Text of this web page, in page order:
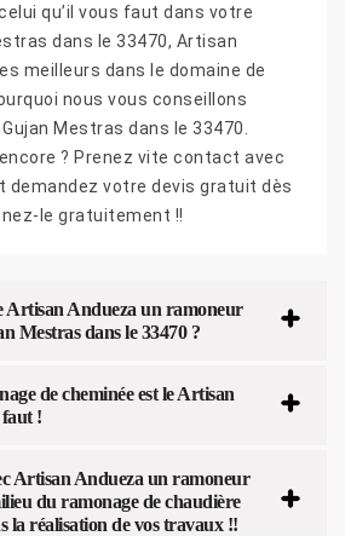
qu’il vous faut dans votre
dans le 33470, Artisan
meilleurs dans le domaine de
nous vous conseillons
Mestras dans le 33470.
? Prenez vite contact avec
demandez votre devis gratuit dès
le gratuitement !!
Artisan Andueza un ramoneur
Mestras dans le 33470 ?
de cheminée est le Artisan
!
Artisan Andueza un ramoneur
du ramonage de chaudière
la réalisation de vos travaux !!